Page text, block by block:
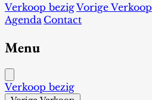
Verkoop bezigVorige Verkoop
Agenda Contact
Menu
Verkoop bezig